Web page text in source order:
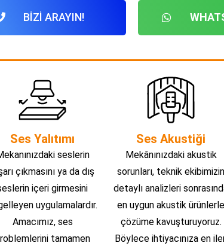
BİZİ ARAYIN!
Ses Yalıtımı
seslerin
çıkmasını ya da dış
içeri girmesini
uygulamalardır.
Amacımız, ses
tamamen
Ses Akustiği
Mekânınızdaki akustik
sorunları, teknik ekibimizin
detaylı analizleri
en uygun akustik ürünlerle
çözüme kavuşturuyoruz.
Böylece ihtiyacınıza en